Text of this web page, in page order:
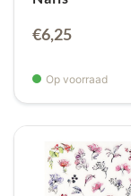
€6,25
Op voorraad